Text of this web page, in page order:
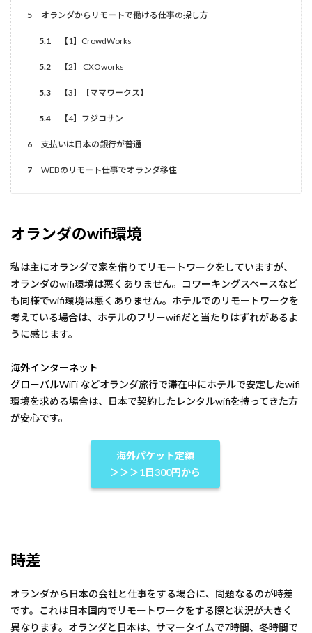
5 オランダからリモートで働ける仕事の探し方
5.1 【1】CrowdWorks
5.2 【2】 CXOworks
5.3 【3】【ママワークス】
5.4 【4】フジコサン
6 支払いは日本の銀行が普通
7 WEBのリモート仕事でオランダ移住
オランダのwifi環境
私は主にオランダで家を借りてリモートワークをしていますが、
オランダのwifi環境は悪くありません。コワーキングスペースなど
も同様でwifi環境は悪くありません。ホテルでのリモートワークを
考えている場合は、ホテルのフリーwifiだと当たりはずれがあるよ
うに感じます。
海外インターネット
グローバルWiFi などオランダ旅行で滞在中にホテルで安定したwifi
環境を求める場合は、日本で契約したレンタルwifiを持ってきた方
が安心です。
海外パケット定額
＞＞＞1日300円から
時差
オランダから日本の会社と仕事をする場合に、問題なるのが時差
です。これは日本国内でリモートワークをする際と状況が大きく
異なります。オランダと日本は、サマータイムで7時間、冬時間で